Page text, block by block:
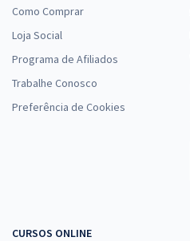
Como Comprar
Loja Social
Programa de Afiliados
Trabalhe Conosco
Preferência de Cookies
CURSOS ONLINE